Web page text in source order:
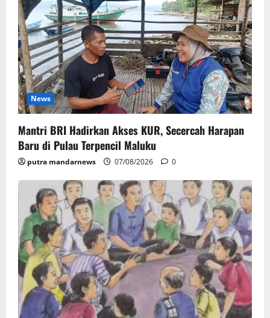
News
Mantri BRI Hadirkan Akses KUR, Secercah Harapan
Baru di Pulau Terpencil Maluku
putra mandarnews 07/08/2026 0